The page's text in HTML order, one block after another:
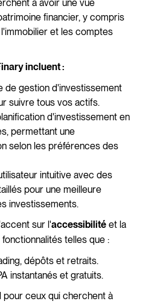
à avoir une vue
financier, y compris
et les comptes
incluent :
de gestion d'investissement
suivre tous vos actifs.
d'investissement en
permettant une
selon les préférences des
intuitive avec des
pour une meilleure
investissements.
sur l'accessibilité et la
telles que :
dépôts et retraits.
instantanés et gratuits.
pour ceux qui cherchent à